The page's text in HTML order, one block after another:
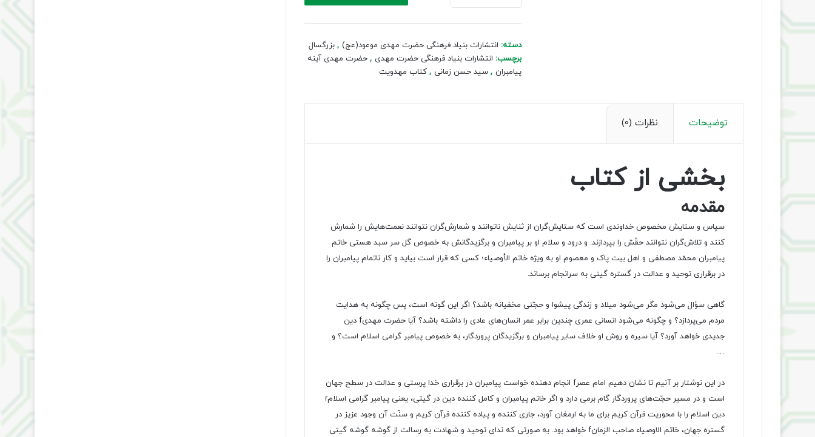
پیامبران
دسته: انتشارات بنیاد فرهنگی حضرت مهدی موعود(عج) , بزرگسال
برچسب: انتشارات بنیاد فرهنگی حضرت مهدی , حضرت مهدی آینه
پیامبران , سید حسن زمانی , کتاب مهدویت
توضیحات نظرات (0)
بخشی از کتاب
مقدمه
سپاس و ستایش مخصوص خداوندی است که ستایش‌گران از ثنایش ناتوانند و شمارش‌گران نتوانند نعمت‌هایش را شمارش
کنند و تلاش‌‌گران نتوانند حقّش را بپردازند. و درود و سلام او بر پیامبران و برگزیدگانش به خصوص گل سر سبد هستی خاتم
پیامبران محمّد مصطفی و اهل بیت پاک و معصوم او به ویژه خاتم الأوصیاء؛ کسی که قرار است بیاید و کار ناتمام پیامبران را
در برقراری توحید و عدالت در گستره گیتی به سرانجام برساند.
گاهی سؤال می‌شود مگر می‌شود میلاد و زندگی پیشوا و حجّتی مخفیانه باشد؟ اگر این گونه است، پس چگونه به هدایت
مردم می‌پردازد؟ و چگونه می‌شود انسانی عمری چندین برابر عمر انسان‌های عادی را داشته باشد؟ آیا حضرت مهدیf دین
جدیدی خواهد آورد؟ آیا سیره و روش او خلاف سایر پیامبران و برگزیدگان پروردگار، به خصوص پیامبر گرامی اسلام است؟ و
…
در این نوشتار بر آنیم تا نشان دهیم امام عصرf انجام دهنده خواست پیامبران در برقراری خدا پرستی و عدالت در سطح جهان
است و در مسیر حجّت‌های پروردگار گام برمی دارد و اگر خاتم پیامبران و کامل کننده دین در گیتی، یعنی پیامبر گرامی اسلامr
دین اسلام را با محوریت قرآن کریم برای ما به ارمغان آورد، جاری کننده و پیاده کننده قرآن کریم و سنّت آن وجود عزیز در
گستره جهان، خاتم الاوصیاء صاحب الزمانf خواهد بود. به صورتی که ندای توحید و شهادت به رسالت از گوشه گوشه گیتی